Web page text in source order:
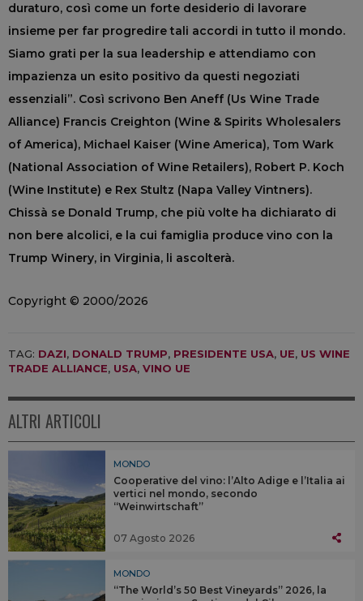
duraturo, così come un forte desiderio di lavorare
insieme per far progredire tali accordi in tutto il mondo.
Siamo grati per la sua leadership e attendiamo con
impazienza un esito positivo da questi negoziati
essenziali”. Così scrivono Ben Aneff (Us Wine Trade
Alliance) Francis Creighton (Wine & Spirits Wholesalers
of America), Michael Kaiser (Wine America), Tom Wark
(National Association of Wine Retailers), Robert P. Koch
(Wine Institute) e Rex Stultz (Napa Valley Vintners).
Chissà se Donald Trump, che più volte ha dichiarato di
non bere alcolici, e la cui famiglia produce vino con la
Trump Winery, in Virginia, li ascolterà.
Copyright © 2000/2026
TAG: DAZI, DONALD TRUMP, PRESIDENTE USA, UE, US WINE
TRADE ALLIANCE, USA, VINO UE
ALTRI ARTICOLI
MONDO
Cooperative del vino: l’Alto Adige e l’Italia ai
vertici nel mondo, secondo
“Weinwirtschaft”
07 Agosto 2026
MONDO
“The World’s 50 Best Vineyards” 2026, la